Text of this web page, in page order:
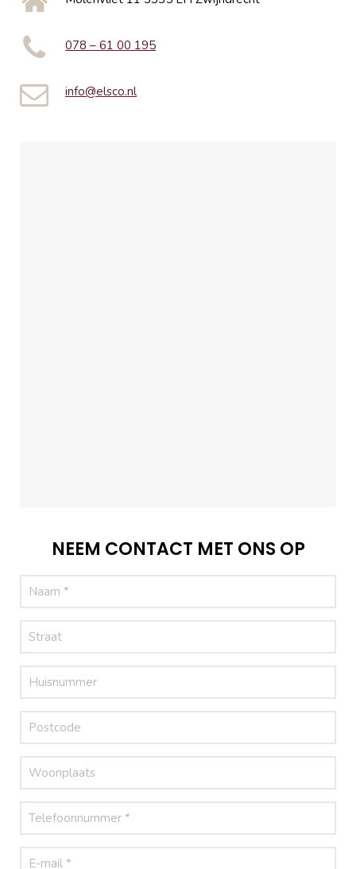
078 – 61 00 195
info@elsco.nl
NEEM CONTACT MET ONS OP